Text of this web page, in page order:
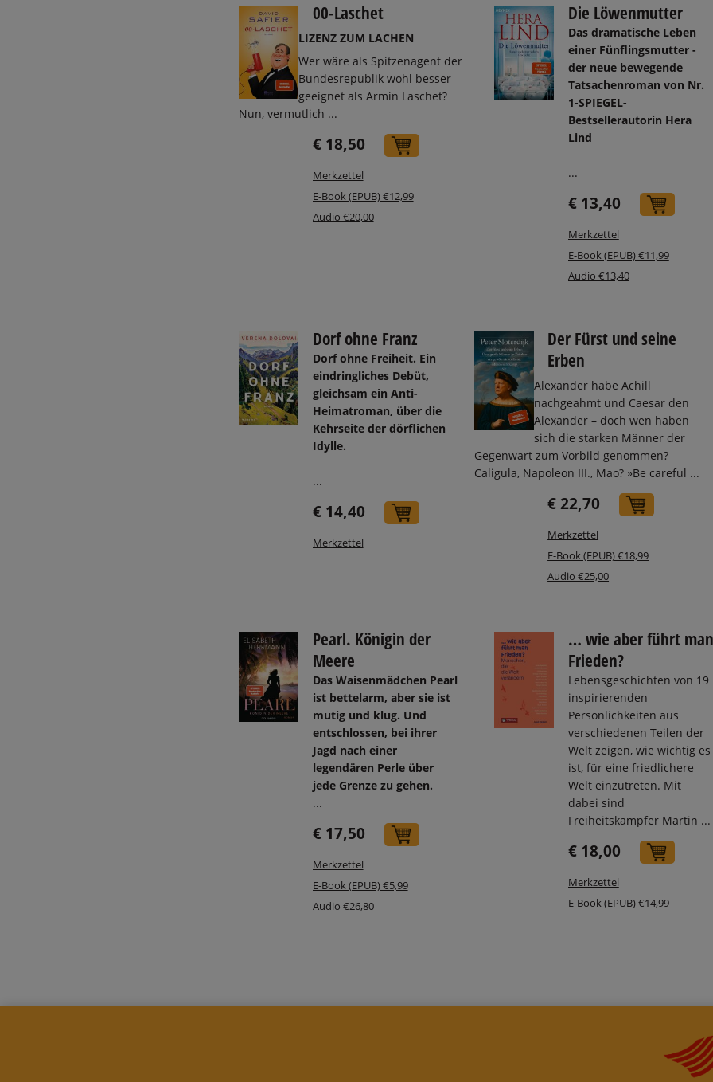
00-Laschet
LIZENZ ZUM LACHEN
Wer wäre als Spitzenagent der
Bundesrepublik wohl besser
geeignet als Armin Laschet?
Nun, vermutlich ...
€ 18,50
Merkzettel
E-Book (EPUB) €12,99
Audio €20,00
Die Löwenmutter
Das dramatische Leben
einer Fünflingsmutter -
der neue bewegende
Tatsachenroman von Nr.
1-SPIEGEL-
Bestsellerautorin Hera
Lind
...
€ 13,40
Merkzettel
E-Book (EPUB) €11,99
Audio €13,40
Dorf ohne Franz
Dorf ohne Freiheit. Ein
eindringliches Debüt,
gleichsam ein Anti-
Heimatroman, über die
Kehrseite der dörflichen
Idylle.
...
€ 14,40
Merkzettel
Der Fürst und seine
Erben
Alexander habe Achill
nachgeahmt und Caesar den
Alexander – doch wen haben
sich die starken Männer der
Gegenwart zum Vorbild genommen?
Caligula, Napoleon III., Mao? »Be careful ...
€ 22,70
Merkzettel
E-Book (EPUB) €18,99
Audio €25,00
Pearl. Königin der
Meere
Das Waisenmädchen Pearl
ist bettelarm, aber sie ist
mutig und klug. Und
entschlossen, bei ihrer
Jagd nach einer
legendären Perle über
jede Grenze zu gehen.
...
€ 17,50
Merkzettel
E-Book (EPUB) €5,99
Audio €26,80
… wie aber führt man
Frieden?
Lebensgeschichten von 19
inspirierenden
Persönlichkeiten aus
verschiedenen Teilen der
Welt zeigen, wie wichtig es
ist, für eine friedlichere
Welt einzutreten. Mit
dabei sind
Freiheitskämpfer Martin ...
€ 18,00
Merkzettel
E-Book (EPUB) €14,99